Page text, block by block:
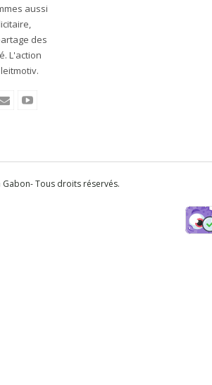
aussi
des
L'action
Tous droits réservés.